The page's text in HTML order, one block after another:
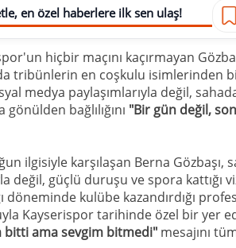
en özel haberlere ilk sen ulaş!
hiçbir maçını kaçırmayan
tribünlerin en coşkulu isimlerinden
medya paylaşımlarıyla değil,
bağlılığını "Bir gün değil,
ilgisiyle karşılaşan Berna Gözbaşı,
değil, güçlü duruşu ve spora kattığı
döneminde kulübe kazandırdığı
Kayserispor tarihinde özel bir yer
bitti ama sevgim bitmedi" mesajını